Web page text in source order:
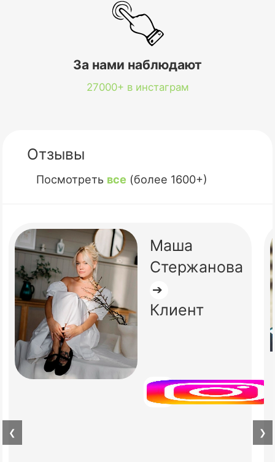
За нами наблюдают
27000+ в инстаграм
Отзывы
Посмотреть все (более 1600+)
Маша
Стержанова
➔
Клиент
❮ ❯